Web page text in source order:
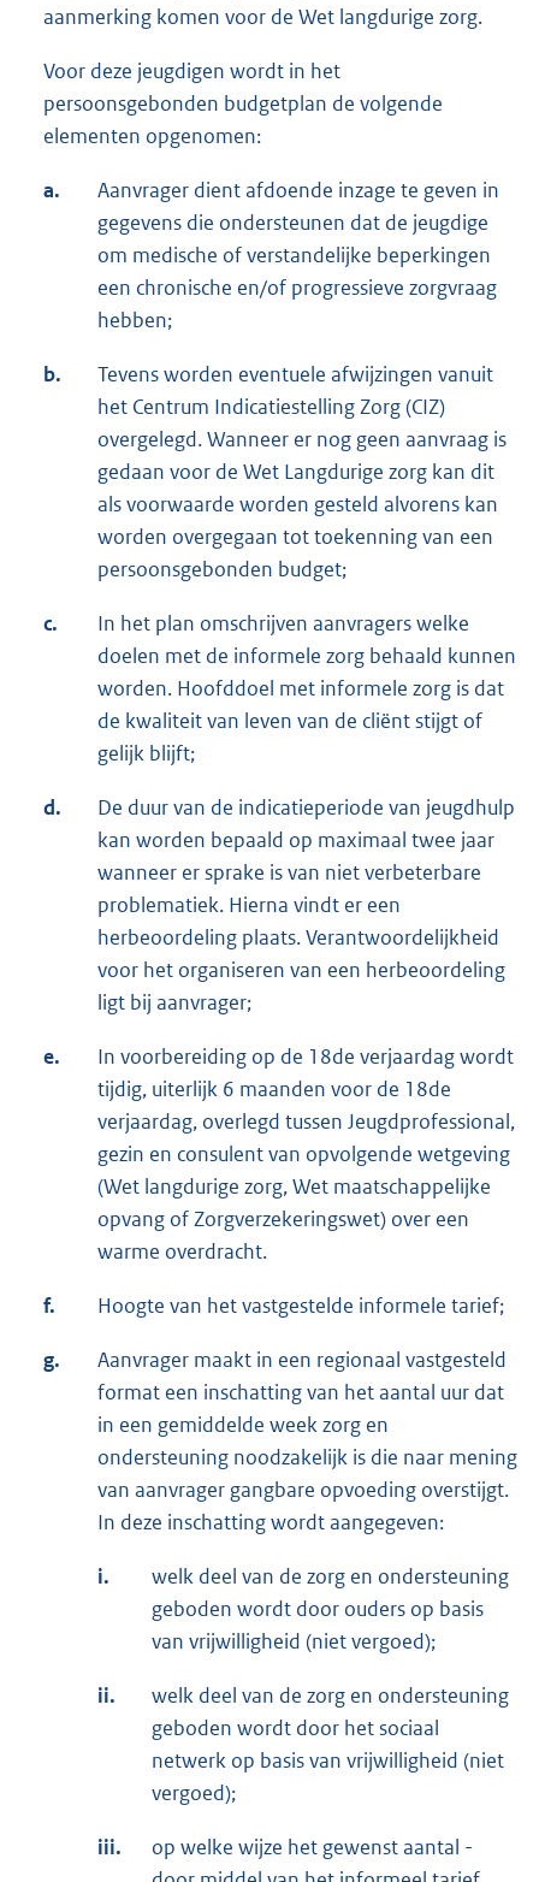
aanmerking komen voor de Wet langdurige zorg.
Voor deze jeugdigen wordt in het
persoonsgebonden budgetplan de volgende
elementen opgenomen:
a.
Aanvrager dient afdoende inzage te geven in
gegevens die ondersteunen dat de jeugdige
om medische of verstandelijke beperkingen
een chronische en/of progressieve zorgvraag
hebben;
b.
Tevens worden eventuele afwijzingen vanuit
het Centrum Indicatiestelling Zorg (CIZ)
overgelegd. Wanneer er nog geen aanvraag is
gedaan voor de Wet Langdurige zorg kan dit
als voorwaarde worden gesteld alvorens kan
worden overgegaan tot toekenning van een
persoonsgebonden budget;
c.
In het plan omschrijven aanvragers welke
doelen met de informele zorg behaald kunnen
worden. Hoofddoel met informele zorg is dat
de kwaliteit van leven van de cliënt stijgt of
gelijk blijft;
d.
De duur van de indicatieperiode van jeugdhulp
kan worden bepaald op maximaal twee jaar
wanneer er sprake is van niet verbeterbare
problematiek. Hierna vindt er een
herbeoordeling plaats. Verantwoordelijkheid
voor het organiseren van een herbeoordeling
ligt bij aanvrager;
e.
In voorbereiding op de 18de verjaardag wordt
tijdig, uiterlijk 6 maanden voor de 18de
verjaardag, overlegd tussen Jeugdprofessional,
gezin en consulent van opvolgende wetgeving
(Wet langdurige zorg, Wet maatschappelijke
opvang of Zorgverzekeringswet) over een
warme overdracht.
f. Hoogte van het vastgestelde informele tarief;
g.
Aanvrager maakt in een regionaal vastgesteld
format een inschatting van het aantal uur dat
in een gemiddelde week zorg en
ondersteuning noodzakelijk is die naar mening
van aanvrager gangbare opvoeding overstijgt.
In deze inschatting wordt aangegeven:
i.
welk deel van de zorg en ondersteuning
geboden wordt door ouders op basis
van vrijwilligheid (niet vergoed);
ii.
welk deel van de zorg en ondersteuning
geboden wordt door het sociaal
netwerk op basis van vrijwilligheid (niet
vergoed);
iii.
op welke wijze het gewenst aantal -